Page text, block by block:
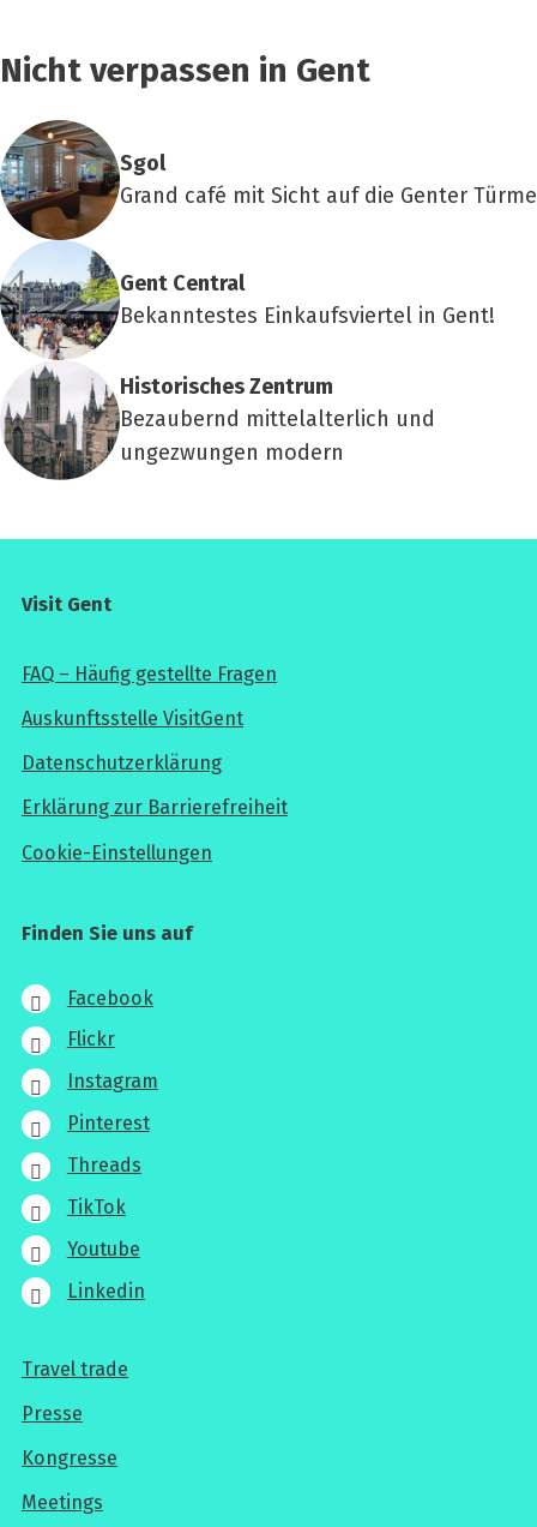
Nicht verpassen in Gent
Sgol
Grand café mit Sicht auf die Genter Türme
Gent Cen­tral
Bekanntestes Einkaufsviertel in Gent!
His­to­ri­sches Zen­trum
Bezaubernd mittelalterlich und
ungezwungen modern
Visit Gent
FAQ – Häufig gestellte Fragen
Auskunftsstelle VisitGent
Datenschutzerklärung
Erklärung zur Barrierefreiheit
Cookie-Einstellungen
Finden Sie uns auf
Facebook
Flickr
Instagram
Pinterest
Threads
TikTok
Youtube
Linkedin
Für
Profis
Travel trade
Presse
Kongresse
Meetings